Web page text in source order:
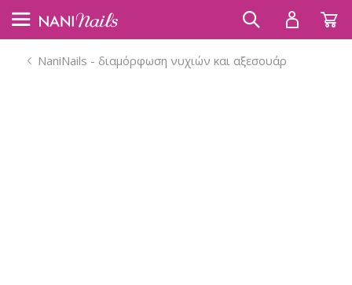
NaniNails - διαμόρφωση νυχιών και αξεσουάρ